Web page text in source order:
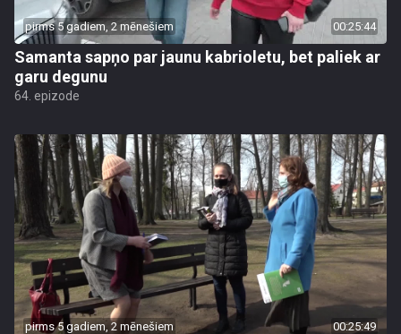
pirms 5 gadiem, 2 mēnešiem 00:25:44
Samanta sapņo par jaunu kabrioletu, bet paliek ar
garu degunu
64. epizode
pirms 5 gadiem, 2 mēnešiem 00:25:49